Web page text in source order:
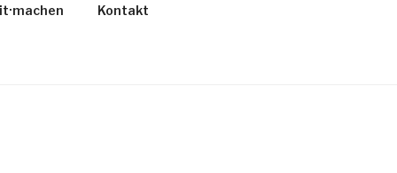
Kontakt